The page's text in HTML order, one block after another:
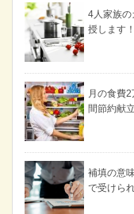
4人家族の
授します！
月の食費
間節約献
補填の意
で受けら